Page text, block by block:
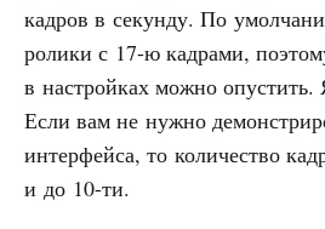
кадров в секунду. По
ролики с 17-ю кадрами,
в настройках можно
Если вам не нужно
интерфейса, то количество
и до 10-ти.